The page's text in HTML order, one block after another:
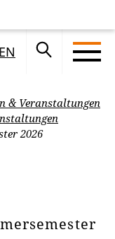
EN
& Veranstaltungen
2026